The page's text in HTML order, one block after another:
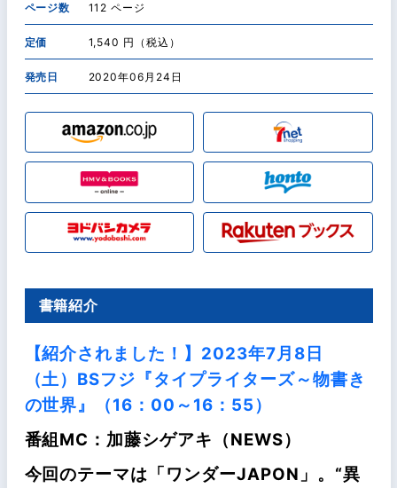
ページ数 112 ページ
定価 1,540 円（税込）
発売日 2020年06月24日
書籍紹介
【紹介されました！】2023年7月8日
（土）BSフジ『タイプライターズ～物書き
の世界』（16：00～16：55）
番組MC：加藤シゲアキ（NEWS）
今回のテーマは「ワンダーJAPON」。“異